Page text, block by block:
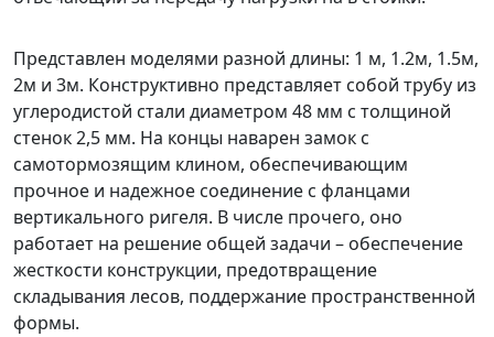
Представлен моделями разной длины: 1 м, 1.2м, 1.5м,
2м и 3м. Конструктивно представляет собой трубу из
углеродистой стали диаметром 48 мм с толщиной
стенок 2,5 мм. На концы наварен замок с
самотормозящим клином, обеспечивающим
прочное и надежное соединение с фланцами
вертикального ригеля. В числе прочего, оно
работает на решение общей задачи – обеспечение
жесткости конструкции, предотвращение
складывания лесов, поддержание пространственной
формы.